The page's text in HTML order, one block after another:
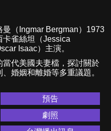
（Ingmar Bergman）1973
卡雀絲坦（Jessica
Isaac）主演。
代美國夫妻檔，探討關於
婚姻和離婚等多重議題。
預告
劇照